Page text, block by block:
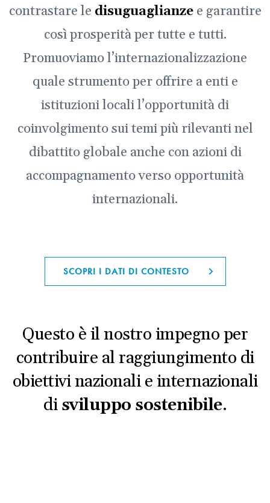
contrastare le disuguaglianzee garantire
così prosperità per tutte e tutti.
Promuoviamo l’internazionalizzazione
quale strumento per offrire a enti e
istituzioni locali l’opportunità di
coinvolgimento sui temi più rilevanti nel
dibattito globale anche con azioni di
accompagnamento verso opportunità
internazionali.
SCOPRI I DATI DI CONTESTO
Questo è il nostro impegno per
contribuire al raggiungimento di
obiettivi nazionali e internazionali
disviluppo sostenibile.